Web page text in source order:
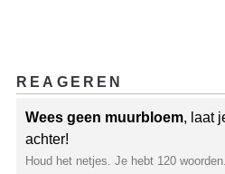
REAGEREN
Wees geen muurbloem, laat
achter!
Houd het netjes. Je hebt 120 woorden.